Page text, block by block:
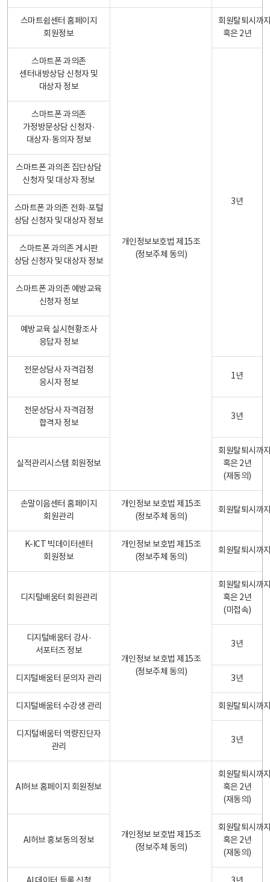
스마트쉼센터 홈페이지
회원정보
개인정보보호법 제15조
(정보주체 동의)
회원탈퇴시까
혹은 2년
스마트폰 과의존
센터내방상담 신청자 및
대상자 정보
3년
스마트폰 과의존
가정방문상담 신청자·
대상자·동의자 정보
스마트폰 과의존 집단상담
신청자 및 대상자 정보
스마트폰 과의존 전화·포털
상담 신청자 및 대상자 정보
스마트폰 과의존 게시판
상담 신청자 및 대상자 정보
스마트폰 과의존 예방교육
신청자 정보
예방교육 실시현황조사
응답자 정보
전문상담사 자격검정
응시자 정보
1년
전문상담사 자격검정
합격자 정보
3년
실적관리시스템 회원정보
회원탈퇴시까
혹은 2년
(재동의)
손말이음센터 홈페이지
회원관리
개인정보 보호법 제15조
(정보주체 동의)
회원탈퇴시까
K-ICT 빅데이터센터
회원정보
개인정보 보호법 제15조
(정보주체 동의)
회원탈퇴시까
디지털배움터 회원관리
개인정보 보호법 제15조
(정보주체 동의)
회원탈퇴시까
혹은 2년
(미접속)
디지털배움터 강사·
서포터즈 정보
3년
디지털배움터 문의자 관리 3년
디지털배움터 수강생 관리 회원탈퇴시까
디지털배움터 역량진단자
관리
3년
AI허브 홈페이지 회원정보
개인정보 보호법 제15조
(정보주체 동의)
회원탈퇴시까
혹은 2년
(재동의)
AI허브 홍보동의 정보
회원탈퇴시까
혹은 2년
(재동의)